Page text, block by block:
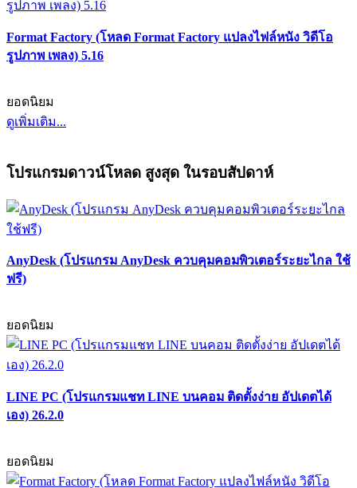
Format Factory (โหลด Format Factory แปลงไฟล์หนัง วิดีโอ
รูปภาพ เพลง) 5.16
ยอดนิยม
ดูเพิ่มเติม...
โปรแกรมดาวน์โหลด สูงสุด ในรอบสัปดาห์
AnyDesk (โปรแกรม AnyDesk ควบคุมคอมพิวเตอร์ระยะไกล ใช้
ฟรี)
ยอดนิยม
LINE PC (โปรแกรมแชท LINE บนคอม ติดตั้งง่าย อัปเดตได้
เอง) 26.2.0
ยอดนิยม